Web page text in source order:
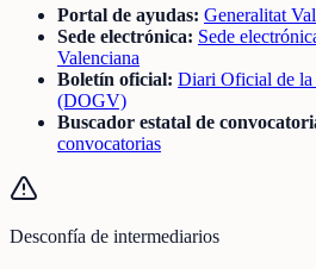
Portal de ayudas: Generalitat
Sede electrónica: Sede
Valenciana
Boletín oficial: Diari Oficial de la
(DOGV)
Buscador estatal de
convocatorias
Desconfía de intermediarios